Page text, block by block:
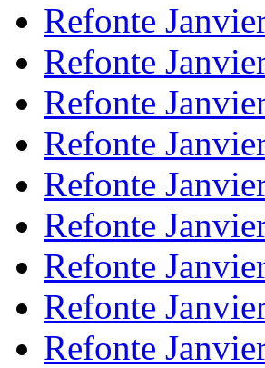
Refonte
Refonte
Refonte
Refonte
Refonte
Refonte
Refonte
Refonte
Refonte